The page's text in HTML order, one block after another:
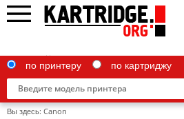
по принтеру по картриджу
Вы здесь: Canon